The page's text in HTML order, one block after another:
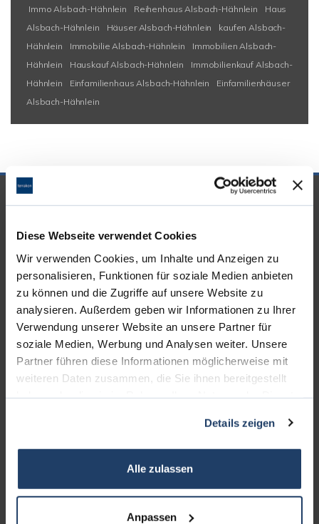
Diese Webseite verwendet Cookies
Wir verwenden Cookies, um Inhalte und Anzeigen zu
personalisieren, Funktionen für soziale Medien anbieten
zu können und die Zugriffe auf unsere Website zu
analysieren. Außerdem geben wir Informationen zu Ihrer
Verwendung unserer Website an unsere Partner für
soziale Medien, Werbung und Analysen weiter. Unsere
Partner führen diese Informationen möglicherweise mit
weiteren Daten zusammen, die Sie ihnen bereitgestellt
Details zeigen
Alle zulassen
Anpassen
Immo Alsbach-Hähnlein Reihenhaus Alsbach-Hähnlein
Haus
Alsbach-Hähnlein
Häuser Alsbach-Hähnlein
kaufen Alsbach-
Hähnlein
Immobilie Alsbach-Hähnlein
Immobilien Alsbach-
Hähnlein
Hauskauf Alsbach-Hähnlein
Immobilienkauf Alsbach-
Hähnlein
Einfamilienhaus Alsbach-Hähnlein
Einfamilienhäuser
Alsbach-Hähnlein
UNSERE PARTNER &
AUSZEICHNUNGEN
terrakon Immobilienberatung
Bad Nauheimer Straße 4